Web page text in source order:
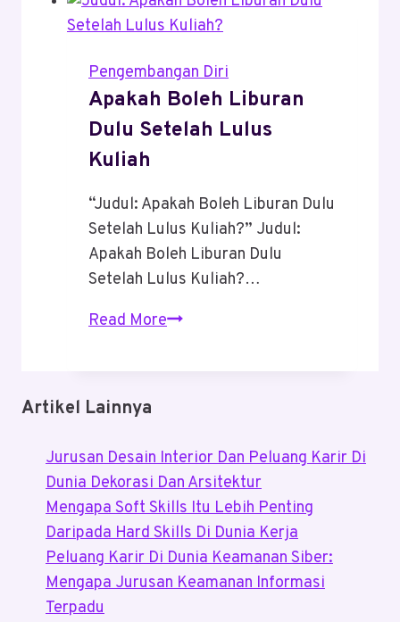
Untuk
Meningkatkan
Kinerja
Pengembangan Diri
Apakah Boleh Liburan
Dulu Setelah Lulus
Kuliah
“Judul: Apakah Boleh Liburan Dulu
Setelah Lulus Kuliah?” Judul:
Apakah Boleh Liburan Dulu
Setelah Lulus Kuliah?…
Read MoreApakah
Lulus
Kuliah
Artikel Lainnya
Jurusan Desain Interior Dan Peluang Karir Di
Dunia Dekorasi Dan Arsitektur
Mengapa Soft Skills Itu Lebih Penting
Daripada Hard Skills Di Dunia Kerja
Peluang Karir Di Dunia Keamanan Siber:
Mengapa Jurusan Keamanan Informasi
Terpadu